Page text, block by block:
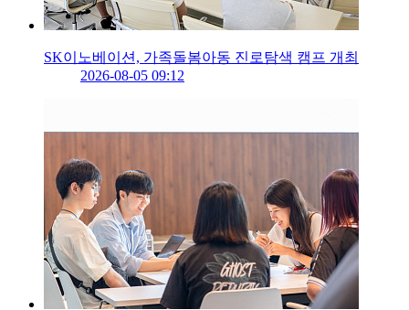
SK이노베이션, 가족돌봄아동 진로탐색 캠프 개최
2026-08-05 09:12